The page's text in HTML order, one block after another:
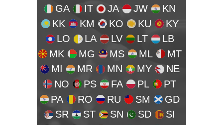
GA
IT JA JW
KN
KK
KM KO KU
KY
LO
LA LV LT
LB
MK
MG MS ML
MT
MI
MR MN MY
NE
NO
PS FA PL
PT
PA
RO RU SM
GD
SR
ST SN SD
SI